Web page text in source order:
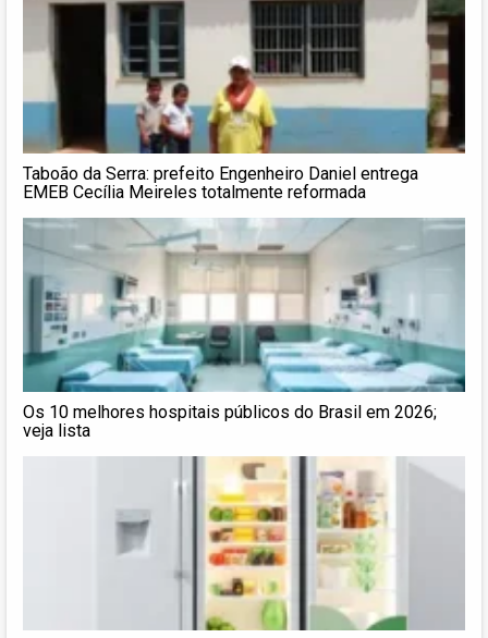
Taboão da Serra: prefeito Engenheiro Daniel entrega
EMEB Cecília Meireles totalmente reformada
Os 10 melhores hospitais públicos do Brasil em 2026;
veja lista